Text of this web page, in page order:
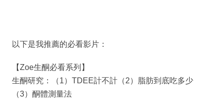
以下是我推薦的必看影片：
【Zoe生酮必看系列】
生酮研究：（1）TDEE計不計（2）脂肪到底吃多少
（3）酮體測量法